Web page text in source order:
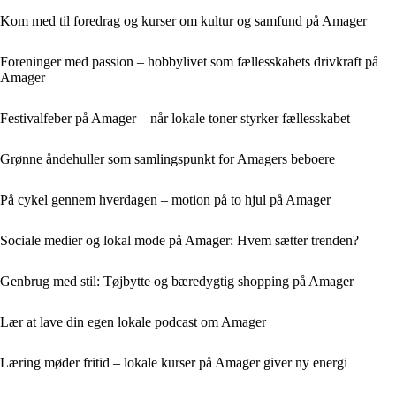
Kom med til foredrag og kurser om kultur og samfund på Amager
Foreninger med passion – hobbylivet som fællesskabets drivkraft på
Amager
Festivalfeber på Amager – når lokale toner styrker fællesskabet
Grønne åndehuller som samlingspunkt for Amagers beboere
På cykel gennem hverdagen – motion på to hjul på Amager
Sociale medier og lokal mode på Amager: Hvem sætter trenden?
Genbrug med stil: Tøjbytte og bæredygtig shopping på Amager
Lær at lave din egen lokale podcast om Amager
Læring møder fritid – lokale kurser på Amager giver ny energi